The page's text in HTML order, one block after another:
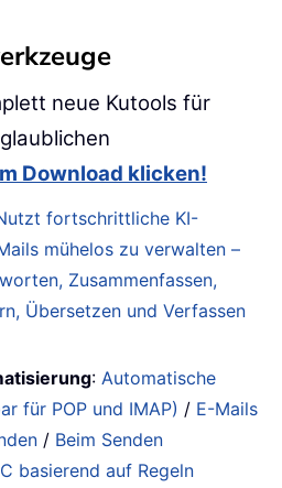
neue Kutools für
Download klicken!
fortschrittliche KI-
mühelos zu verwalten –
Zusammenfassen,
Übersetzen und Verfassen
: Automatische
für POP und IMAP) / E-Mails
/ Beim Senden
basierend auf Regeln